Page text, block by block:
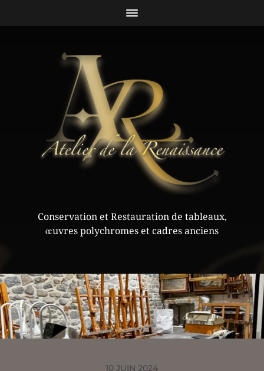
Conservation et Restauration de tableaux,
œuvres polychromes et cadres anciens
10 JUIN 2024